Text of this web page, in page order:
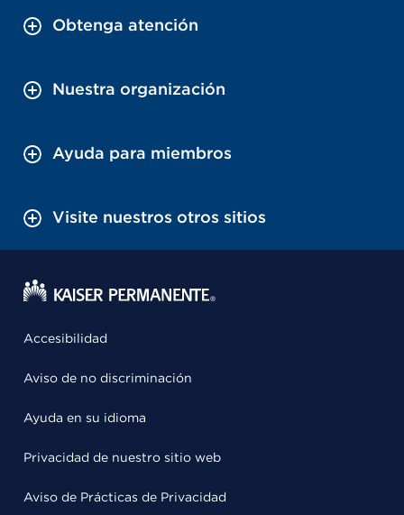
Obtenga atención
Nuestra organización
Ayuda para miembros
Visite nuestros otros sitios
Accesibilidad
Aviso de no discriminación
Ayuda en su idioma
Privacidad de nuestro sitio web
Aviso de Prácticas de Privacidad